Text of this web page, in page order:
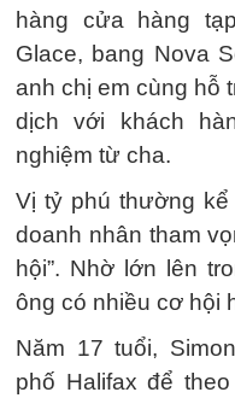
hàng cửa hàng
Glace, bang Nova
anh chị em cùng hỗ
dịch với khách
nghiệm từ cha.
Vị tỷ phú thường
doanh nhân tham
hội”. Nhờ lớn lên
ông có nhiều cơ hội
Năm 17 tuổi,
phố Halifax để